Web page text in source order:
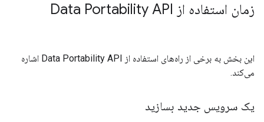
زمان استفاده از Data Portability API
این بخش به برخی از راه‌های استفاده از Data Portability API اشاره
می‌کند.
یک سرویس جدید بسازید